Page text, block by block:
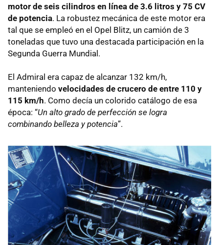
motor de seis cilindros en línea de 3.6 litros y 75 CV
de potencia. La robustez mecánica de este motor era
tal que se empleó en el Opel Blitz, un camión de 3
toneladas que tuvo una destacada participación en la
Segunda Guerra Mundial.
El Admiral era capaz de alcanzar 132 km/h,
manteniendo velocidades de crucero de entre 110 y
115 km/h. Como decía un colorido catálogo de esa
época: “Un alto grado de perfección se logra
combinando belleza y potencia”.